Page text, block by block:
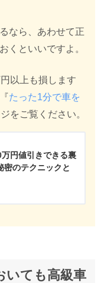
なら、あわせて正
くといいですよ。
以上も損します
たった1分で車を
をご覧ください。
円値引きできる裏
密のテクニックと
いても高級車